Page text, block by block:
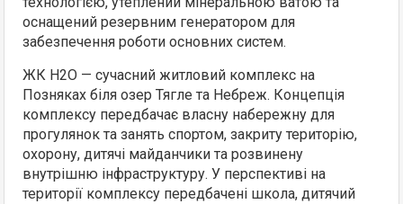
оснащений резервним генератором для
забезпечення роботи основних систем.
ЖК H2O — сучасний житловий комплекс на
Позняках біля озер Тягле та Небреж. Концепція
комплексу передбачає власну набережну для
прогулянок та занять спортом, закриту територію,
охорону, дитячі майданчики та розвинену
внутрішню інфраструктуру. У перспективі на
території комплексу передбачені школа, дитячий